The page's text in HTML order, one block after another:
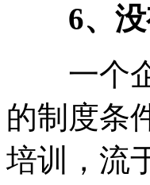
6、
一个企
的制度条
培训，流